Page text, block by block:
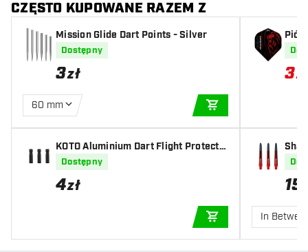
CZĘSTO KUPOWANE RAZEM Z
Mission Glide Dart Points - Silver
Dostępny
3zł
60 mm
KOTO Aluminium Dart Flight Protecto
r Black
Dostępny
4zł
DODAJ DO
3zł
15
In